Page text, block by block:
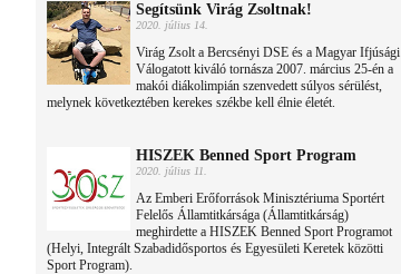
Segítsünk Virág Zsoltnak!
2020. július 14.
Virág Zsolt a Bercsényi DSE és a Magyar Ifjúsági
Válogatott kiváló tornásza 2007. március 25-én a
makói diákolimpián szenvedett súlyos sérülést,
melynek következtében kerekes székbe kell élnie életét.
HISZEK Benned Sport Program
2020. július 11.
Az Emberi Erőforrások Minisztériuma Sportért
Felelős Államtitkársága (Államtitkárság)
meghirdette a HISZEK Benned Sport Programot
(Helyi, Integrált Szabadidősportos és Egyesületi Keretek közötti
Sport Program).